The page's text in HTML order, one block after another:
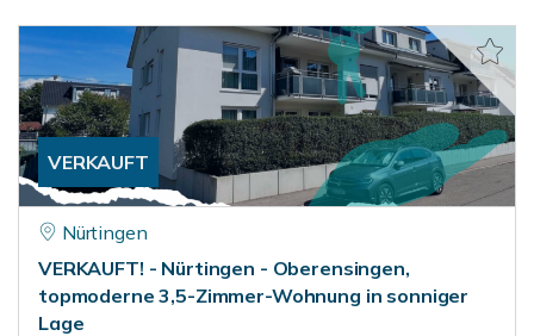
VERKAUFT
Nürtingen
VERKAUFT! - Nürtingen - Oberensingen,
topmoderne 3,5-Zimmer-Wohnung in sonniger
Lage